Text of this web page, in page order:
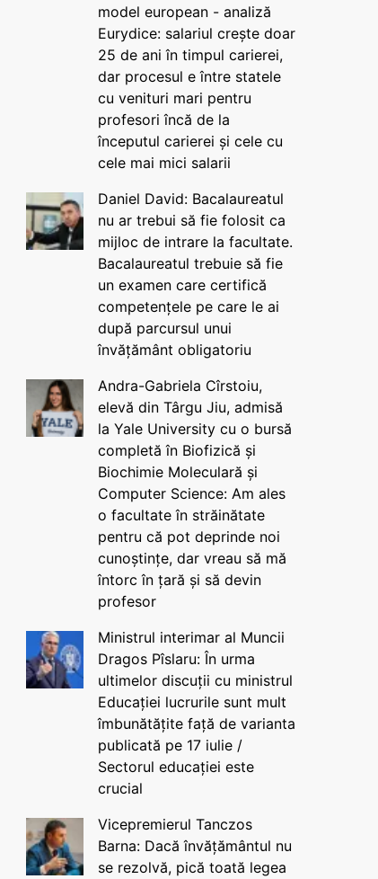
model european - analiză
Eurydice: salariul crește doar
25 de ani în timpul carierei,
dar procesul e între statele
cu venituri mari pentru
profesori încă de la
începutul carierei și cele cu
cele mai mici salarii
Daniel David: Bacalaureatul
nu ar trebui să fie folosit ca
mijloc de intrare la facultate.
Bacalaureatul trebuie să fie
un examen care certifică
competențele pe care le ai
după parcursul unui
învățământ obligatoriu
Andra-Gabriela Cîrstoiu,
elevă din Târgu Jiu, admisă
la Yale University cu o bursă
completă în Biofizică și
Biochimie Moleculară și
Computer Science: Am ales
o facultate în străinătate
pentru că pot deprinde noi
cunoștințe, dar vreau să mă
întorc în țară și să devin
profesor
Ministrul interimar al Muncii
Dragos Pîslaru: În urma
ultimelor discuții cu ministrul
Educației lucrurile sunt mult
îmbunătățite față de varianta
publicată pe 17 iulie /
Sectorul educației este
crucial
Vicepremierul Tanczos
Barna: Dacă învățământul nu
se rezolvă, pică toată legea